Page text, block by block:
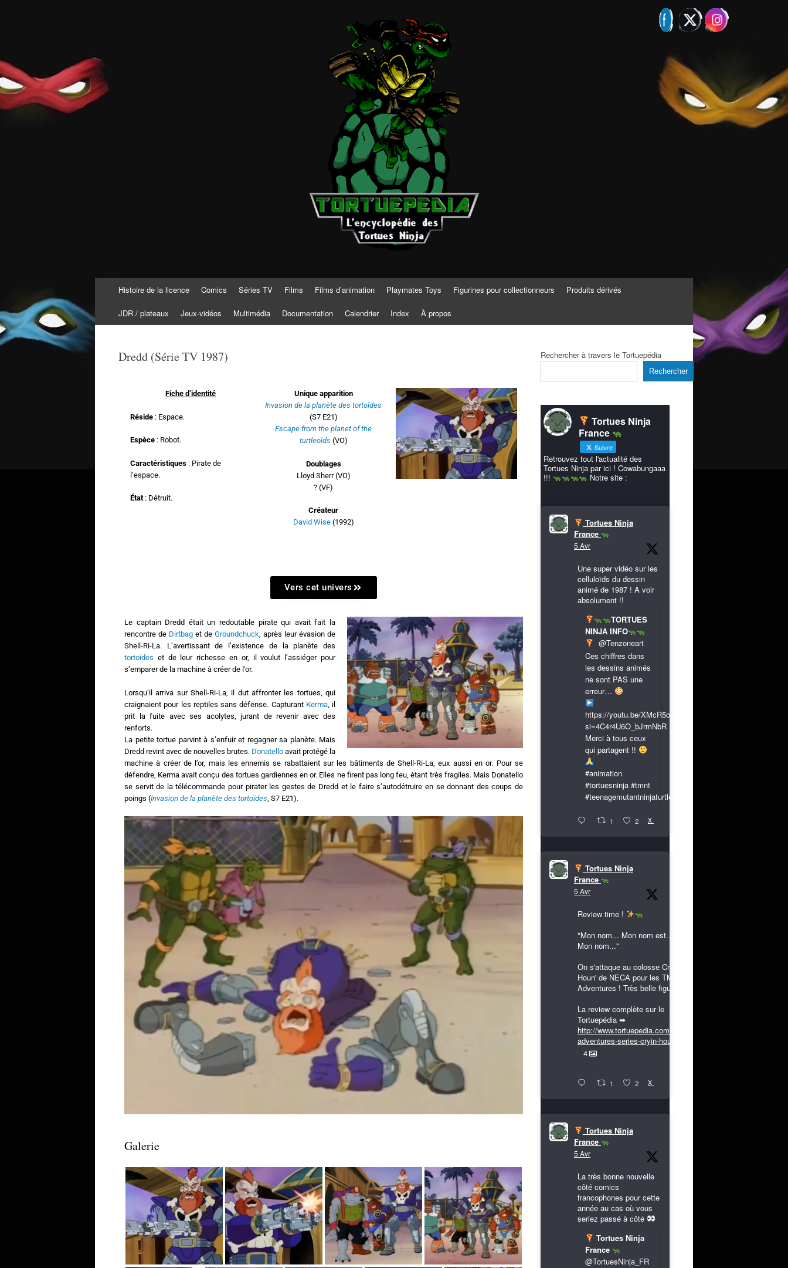
Tortuepédia
L'encyclopédie des Tortues Ninja !
Histoire de la licence Comics Séries TV Films Films d’animation Playmates Toys Figurines pour collectionneurs Produits dérivés
JDR / plateaux Jeux-vidéos Multimédia Documentation Calendrier Index À propos
Dredd (Série TV 1987)
Fiche d’identité
Réside : Espace.
Espèce : Robot.
Caractéristiques : Pirate de
l’espace.
État: Détruit.
Unique apparition
Invasion de la planète des tortoïdes
(S7 E21)
Escape from the planet of the
turtleoïds (VO)
Doublages
Lloyd Sherr (VO)
? (VF)
Créateur
David Wise(1992)
Vers cet univers
Le captain Dredd était un redoutable pirate qui avait fait la
rencontre de Dirtbag et de Groundchuck, après leur évasion de
Shell-Ri-La. L’avertissant de l’existence de la planète des
tortoïdes et de leur richesse en or, il voulut l’assiéger pour
s’emparer de la machine à créer de l’or.
Lorsqu’il arriva sur Shell-Ri-La, il dut affronter les tortues, qui
craignaient pour les reptiles sans défense. Capturant Kerma, il
prit la fuite avec ses acolytes, jurant de revenir avec des
renforts.
La petite tortue parvint à s’enfuir et regagner sa planète. Mais
Dredd revint avec de nouvelles brutes. Donatello avait protégé la
machine à créer de l’or, mais les ennemis se rabattaient sur les bâtiments de Shell-Ri-La, eux aussi en or. Pour se
défendre, Kerma avait conçu des tortues gardiennes en or. Elles ne firent pas long feu, étant très fragiles. Mais Donatello
se servit de la télécommande pour pirater les gestes de Dredd et le faire s’autodétruire en se donnant des coups de
poings (Invasion de la planète des tortoïdes , S7 E21).
Galerie
Rechercher à travers le Tortuepédia
Rechercher
Tortues Ninja
France
Suivre
Retrouvez tout l'actualité des
Tortues Ninja par ici ! Cowabungaaa
!!!
Notre site :
Tortues Ninja
France
5 Avr
Une super vidéo sur les
celluloïds du dessin
animé de 1987 ! A voir
absolument !!
TORTUES
NINJA INFO
@Tenzoneart
Ces chiffres dans
les dessins animés
ne sont PAS une
erreur…
https://youtu.be/XMcR5or9N8A?
si=4C4r4U6O_bJrmNbR
Merci à tous ceux
qui partagent !!
#animation
#tortuesninja #tmnt
#teenagemutantninjaturtles
1 2 X
Tortues Ninja
France
5 Avr
Review time !
"Mon nom... Mon nom est...
Mon nom..."
On s'attaque au colosse Cryin'
Houn' de NECA pour les TMNT
Adventures ! Très belle figurine !
La review complète sur le
Tortuepédia ➡
http://www.tortuepedia.com/tmnt-
adventures-series-cryin-houn...
4
1 2 X
Tortues Ninja
France
5 Avr
La très bonne nouvelle
côté comics
francophones pour cette
année au cas où vous
seriez passé à côté
Tortues Ninja
France
@TortuesNinja_FR